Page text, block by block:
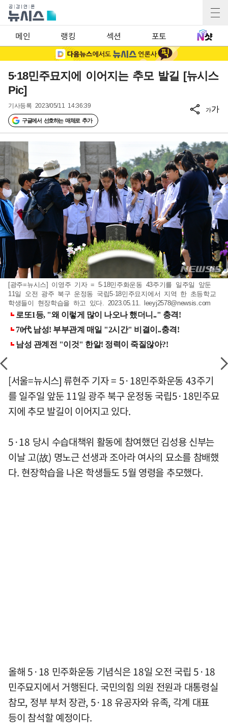
메인 랭킹 섹션 포토
5·18민주묘지에 이어지는 추모 발길 [뉴시스
Pic]
기사등록 2023/05/11 14:36:39
구글에서 선호하는 매체로 추가
가가
[광주=뉴시스] 이영주 기자 = 5·18민주화운동 43주기를 일주일 앞둔
11일 오전 광주 북구 운정동 국립5·18민주묘지에서 지역 한 초등학교
학생들이 현장학습을 하고 있다. 2023.05.11. leeyj2578@newsis.com
[서울=뉴시스] 류현주 기자 = 5·18민주화운동 43주기
를 일주일 앞둔 11일 광주 북구 운정동 국립5·18민주묘
지에 추모 발길이 이어지고 있다.
5·18 당시 수습대책위 활동에 참여했던 김성용 신부는
이날 고(故) 명노근 선생과 조아라 여사의 묘소를 참배했
다. 현장학습을 나온 학생들도 5월 영령을 추모했다.
올해 5·18 민주화운동 기념식은 18일 오전 국립 5·18
민주묘지에서 거행된다. 국민의힘 의원 전원과 대통령실
참모, 정부 부처 장관, 5·18 유공자와 유족, 각계 대표
등이 참석할 예정이다.